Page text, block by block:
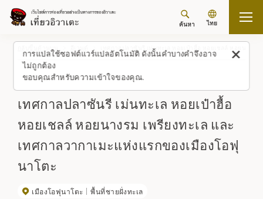
การแปลใช้ซอฟต์แวร์แปลอัตโนมัติ ดังนั้นคำบางคำจึงอาจ
ไม่ถูกต้อง
ขอบคุณสำหรับความเข้าใจของคุณ.
ค้นหา ไทย
กลับขึ้นด้านบน อีเวนต์ เทศกาลปลาซันรี เม่นทะเล หอยเป๋าฮื้อ หอยเชลล์ หอยนางร
เทศกาลปลาซันรี เม่นทะเล หอยเป๋าฮื้อ
หอยเชลล์ หอยนางรม เพรียงทะเล และ
เทศกาลวากาเมะแห่งแรกของเมืองโอฟุ
นาโตะ
เมืองโอฟุนาโตะ พื้นที่ชายฝั่งทะเล